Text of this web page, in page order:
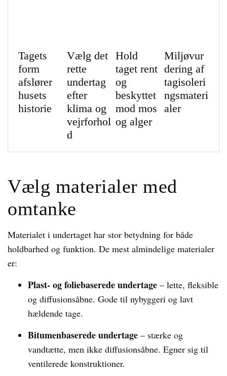
Tagets
form
afslører
husets
historie
Vælg det
rette
undertag
efter
klima og
vejrforhol
d
Hold
taget rent
og
beskyttet
mod mos
og alger
Miljøvur
dering af
tagisoleri
ngsmateri
aler
Vælg materialer med
omtanke
Materialet i undertaget har stor betydning for både
holdbarhed og funktion. De mest almindelige materialer
er:
Plast- og foliebaserede undertage – lette, fleksible
og diffusionsåbne. Gode til nybyggeri og lavt
hældende tage.
Bitumenbaserede undertage – stærke og
vandtætte, men ikke diffusionsåbne. Egner sig til
ventilerede konstruktioner.